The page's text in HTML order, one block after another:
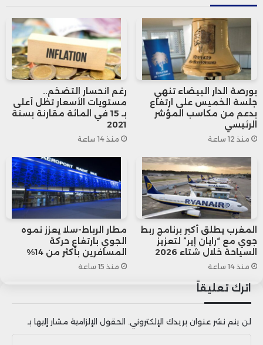
وأضاف البيان أن المكتب الوطني المغربي
للسياحة سيعتمد بشكل خاص على الترويج
عبر القنوات الرقمية، ولاسيما على شبكات
التواصل الاجتماعي بمشاركة أربعة من
المشاهير والمؤثرين: سامية أقريو، أسامة
رمزي، رشيد كودي، وزينب عبيد. وستشمل
الحملة أيضًا الإعلانات الحضرية في الوجهات
الرئيسية التي تمر منها قطارات المكتب
الوطني للسكك الحديدية، بالإضافة إلى
الوسائط الإعلامية الإلكترونية الوطنية.
إلى جانب هذه الحملة الترويجية، أطلق
الشريكان بطاقة تحمل شعار “يلا موروكو”
التي تقدم تخفيضا بنسبة 30% على جميع
بورصة الدار البيضاء تنهي
جلسة الخميس على ارتفاع
بدعم من مكاسب المؤشر
الرئيسي
منذ 12 ساعة
رغم انحسار التضخم..
مستويات الأسعار تظل أعلى
بـ 15 في المائة مقارنة بسنة
2021
منذ 14 ساعة
المغرب يطلق أكبر برنامج ربط
جوي مع “رايان إير” لتعزيز
السياحة خلال شتاء 2026
منذ 14 ساعة
مطار الرباط-سلا يعزز نموه
الجوي بارتفاع حركة
المسافرين بأكثر من 14%
منذ 15 ساعة
اترك تعليقاً
لن يتم نشر عنوان بريدك الإلكتروني. الحقول الإلزامية مشار إليها بـ